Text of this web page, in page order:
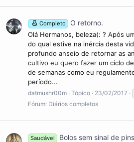
Completo O retorno.
Olá Hermanos, beleza(: ? Após
do qual estive na inércia desta
profundo anseio de retornar as
cultivo eu quero fazer um ciclo
de semanas como eu
período...
datmushr00m Tópico 23/02/2017
Fórum: Diários completos
Saudável Bolos sem sinal de pins